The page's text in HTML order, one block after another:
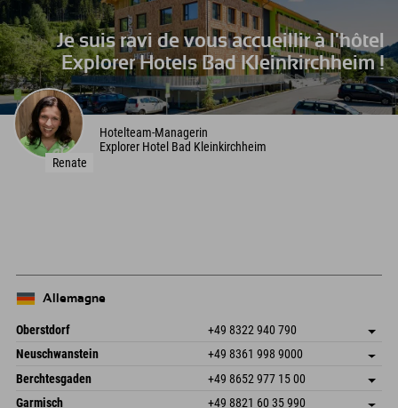
Je suis ravi de vous accueillir à l'hôtel
Explorer Hotels Bad Kleinkirchheim !
Renate
Hotelteam-Managerin
Explorer Hotel Bad Kleinkirchheim
Allemagne
Oberstdorf +49 8322 940 790
An der Breitach 3
Allemagne
Enregistrer l'adresse
Réservation
Neuschwanstein +49 8361 998 9000
An der Riese 45
87484 Nesselwang im Allgäu
Allemagne
Enregistrer l'adresse
Informations d'arrivée
Réservation
Berchtesgaden +49 8652 977 15 00
Hofreitstr. 7
Enregistrer l'adresse
Garmisch +49 8821 60 35 990